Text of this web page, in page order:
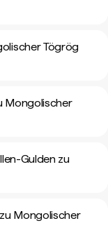
Tögrög
Mongolischer
Gulden zu
Mongolischer